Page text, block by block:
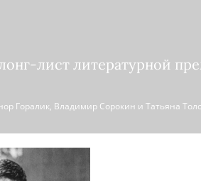
лист литературной
Горалик, Владимир Сорокин и Татьяна